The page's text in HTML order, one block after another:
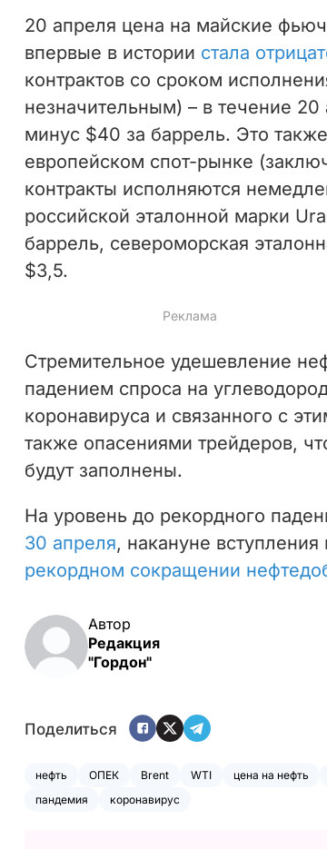
20 апреля цена на майские
впервые в истории стала
контрактов со сроком
незначительным) – в течение
минус $40 за баррель. Это
европейском спот-рынке
контракты исполняются
российской эталонной марки
баррель, североморская
$3,5.
Стремительное удешевление
падением спроса на
коронавируса и связанного с
также опасениями трейдеров,
будут заполнены.
На уровень до рекордного
30 апреля, накануне вступления
рекордном сокращении
Автор
Редакция
"Гордон"
Поделиться
нефть ОПЕК Brent WTI цена на нефть
пандемия
коронавирус